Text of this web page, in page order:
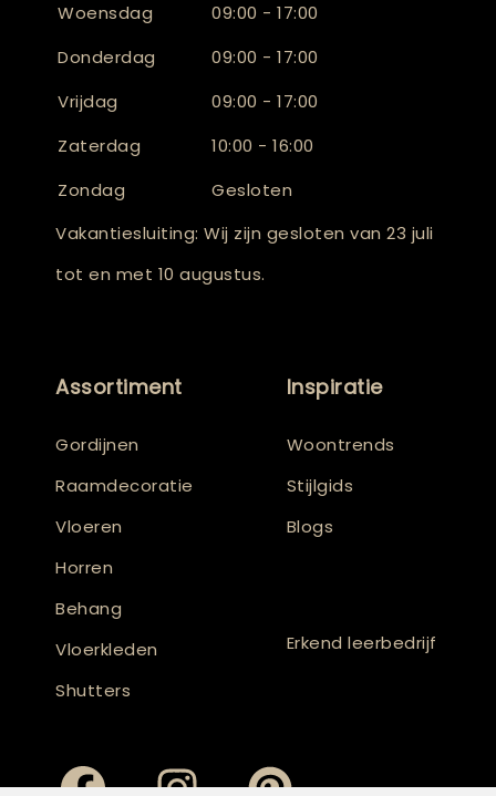
Woensdag
09:00 - 17:00
Donderdag
09:00 - 17:00
Vrijdag
09:00 - 17:00
Zaterdag
10:00 - 16:00
Zondag
Gesloten
Vakantiesluiting: Wij zijn gesloten van 23 juli
tot en met 10 augustus.
Assortiment
Gordijnen
Raamdecoratie
Vloeren
Horren
Behang
Vloerkleden
Shutters
Inspiratie
Woontrends
Stijlgids
Blogs
Erkend leerbedrijf